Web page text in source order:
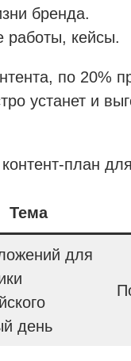
бренда.
работы, кейсы.
по 20%
устанет и
план
Тема
для
день